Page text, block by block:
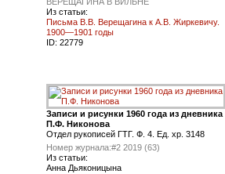
Из статьи:
Письма В.В. Верещагина к А.В. Жиркевичу.
1900—1901 годы
ID: 22779
Записи и рисунки 1960 года из дневника
П.Ф. Никонова
Отдел рукописей ГТГ. Ф. 4. Ед. хр. 3148
Номер журнала:#2 2019 (63)
Из статьи:
Анна Дьяконицына